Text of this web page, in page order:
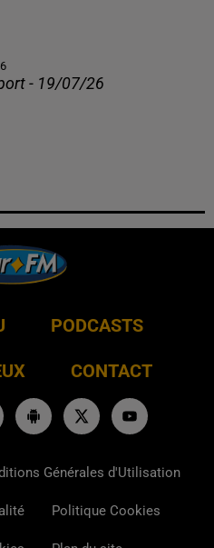
- 19/07/26
PODCASTS
CONTACT
Générales d'Utilisation
Politique Cookies